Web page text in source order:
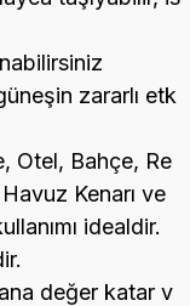
zararlı etk
Otel, Bahçe, Re
Kenarı ve
idealdir.
değer katar v